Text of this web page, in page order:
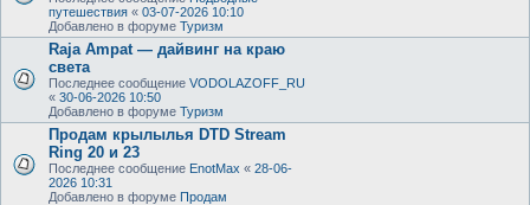
путешествия « 03-07-2026 10:10
Добавлено в форуме Туризм
Raja Ampat — дайвинг на краю
света
Последнее сообщение VODOLAZOFF_RU
« 30-06-2026 10:50
Добавлено в форуме Туризм
Продам крылылья DTD Stream
Ring 20 и 23
Последнее сообщение EnotMax « 28-06-
2026 10:31
Добавлено в форуме Продам